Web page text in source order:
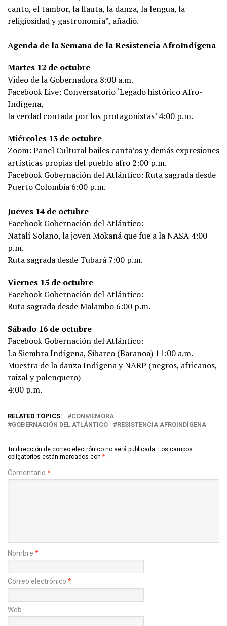
canto, el tambor, la flauta, la danza, la lengua, la
religiosidad y gastronomía”, añadió.
Agenda de la Semana de la Resistencia AfroIndígena
Martes 12 de octubre
Video de la Gobernadora 8:00 a.m.
Facebook Live: Conversatorio ‘Legado histórico Afro-
Indígena,
la verdad contada por los protagonistas’ 4:00 p.m.
Miércoles 13 de octubre
Zoom: Panel Cultural bailes canta’os y demás expresiones
artísticas propias del pueblo afro 2:00 p.m.
Facebook Gobernación del Atlántico: Ruta sagrada desde
Puerto Colombia 6:00 p.m.
Jueves 14 de octubre
Facebook Gobernación del Atlántico:
Natalí Solano, la joven Mokaná que fue a la NASA 4:00
p.m.
Ruta sagrada desde Tubará 7:00 p.m.
Viernes 15 de octubre
Facebook Gobernación del Atlántico:
Ruta sagrada desde Malambo 6:00 p.m.
Sábado 16 de octubre
Facebook Gobernación del Atlántico:
La Siembra Indígena, Sibarco (Baranoa) 11:00 a.m.
Muestra de la danza Indígena y NARP (negros, africanos,
raizal y palenquero)
4:00 p.m.
RELATED TOPICS:
CONMEMORA
GOBERNACIÓN DEL ATLÁNTICO
RESISTENCIA AFROINDÍGENA
Tu dirección de correo electrónico no será publicada. Los campos
obligatorios están marcados con *
Comentario *
Nombre *
Correo electrónico *
Web